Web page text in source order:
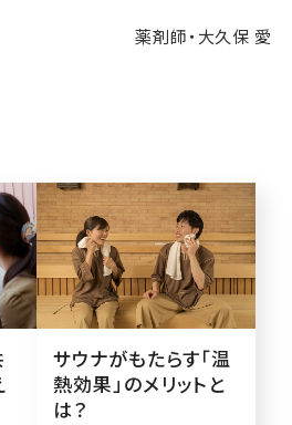
薬剤師・大久保 愛
サウナがもたらす「温
熱効果」のメリットと
は？